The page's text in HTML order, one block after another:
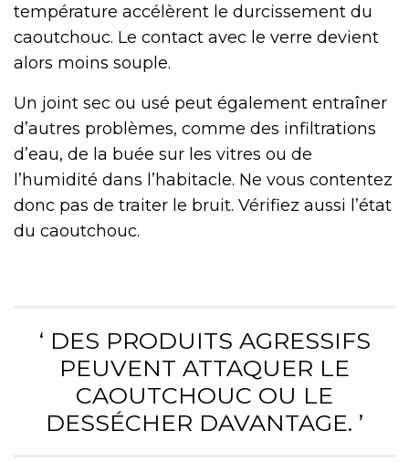
température accélèrent le durcissement du
caoutchouc. Le contact avec le verre devient
alors moins souple.
Un joint sec ou usé peut également entraîner
d’autres problèmes, comme des infiltrations
d’eau, de la buée sur les vitres ou de
l’humidité dans l’habitacle. Ne vous contentez
donc pas de traiter le bruit. Vérifiez aussi l’état
du caoutchouc.
‘ DES PRODUITS AGRESSIFS
PEUVENT ATTAQUER LE
CAOUTCHOUC OU LE
DESSÉCHER DAVANTAGE. ’